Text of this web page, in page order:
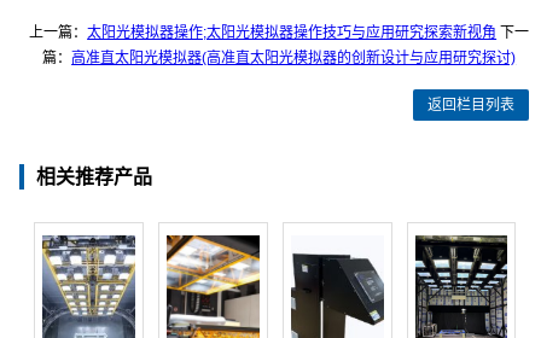
上一篇：太阳光模拟器操作;太阳光模拟器操作技巧与应用研究探索新视角 下一
篇： 高准直太阳光模拟器(高准直太阳光模拟器的创新设计与应用研究探讨)
返回栏目列表
相关推荐产品